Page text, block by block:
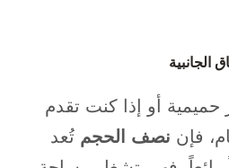
الجانبية
حميمية أو إذا كنت تقدم
فإن نصف الحجم تُعد